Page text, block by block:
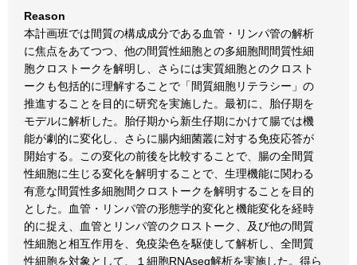
Reason
本計画班では間質の構成成分である血管・リンパ管の解析
に焦点をあてつつ、他の間質性細胞との多細胞間間質性細
胞クロストークを解明し、さらには実質細胞とのクロスト
ークも包括的に理解することで「間質細胞リテラシー」の
推進することを目的に研究を実施した。最初に、胎仔期を
モデルに解析した。胎仔期から新生仔期にかけて腸では機
能が劇的に変化し、さらに腸内細菌叢に対する免疫応答が
開始する。この変化の前後を比較することで、腸の全間質
性細胞に生じる変化を解明することで、生理機能に関わる
有意な間質性多細胞間クロストークを解明することを目的
とした。血管・リンパ管の形態学的変化と機能変化を経時
的に捉え、血管とリンパ管のクロストーク、及び他の間質
性細胞と相互作用を、免疫染色を駆使して解析し、全間質
性細胞を対象として、１細胞RNAseq解析を実施した。得ら